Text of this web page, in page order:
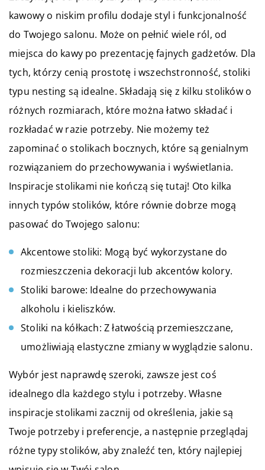
kawowy o niskim profilu dodaje styl i funkcjonalność
do Twojego salonu. Może on pełnić wiele ról, od
miejsca do kawy po prezentację fajnych gadżetów. Dla
tych, którzy cenią prostotę i wszechstronność, stoliki
typu nesting są idealne. Składają się z kilku stolików o
różnych rozmiarach, które można łatwo składać i
rozkładać w razie potrzeby. Nie możemy też
zapominać o stolikach bocznych, które są genialnym
rozwiązaniem do przechowywania i wyświetlania.
Inspiracje stolikami nie kończą się tutaj! Oto kilka
innych typów stolików, które równie dobrze mogą
pasować do Twojego salonu:
Akcentowe stoliki: Mogą być wykorzystane do
rozmieszczenia dekoracji lub akcentów kolory.
Stoliki barowe: Idealne do przechowywania
alkoholu i kieliszków.
Stoliki na kółkach: Z łatwością przemieszczane,
umożliwiają elastyczne zmiany w wyglądzie salonu.
Wybór jest naprawdę szeroki, zawsze jest coś
idealnego dla każdego stylu i potrzeby. Własne
inspiracje stolikami zacznij od określenia, jakie są
Twoje potrzeby i preferencje, a następnie przeglądaj
różne typy stolików, aby znaleźć ten, który najlepiej